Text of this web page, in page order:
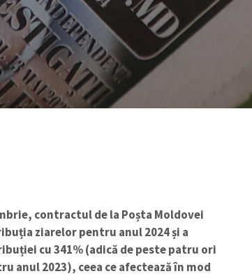
contractul de la Poșta Moldovei
ziarelor pentru anul 2024 și a
cu 341% (adică de peste patru ori
anul 2023), ceea ce afectează în mod